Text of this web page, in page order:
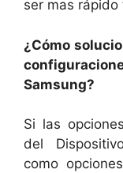
ser mas rápido
¿Cómo
Samsung?
Si las
del
como